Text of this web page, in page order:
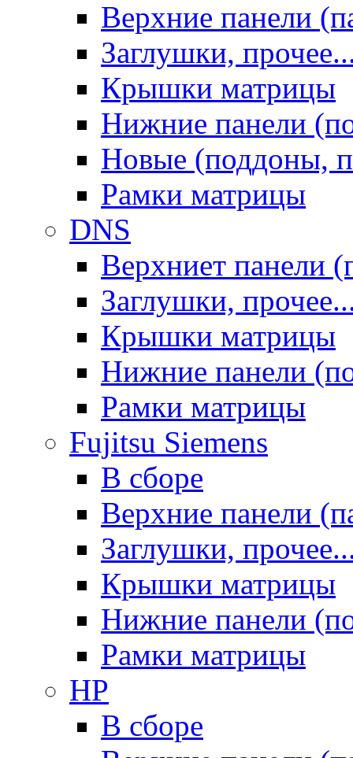
Верхние панели
Заглушки,
Крышки матрицы
Нижние панели
Новые (поддоны,
Рамки матрицы
DNS
Верхниет панели
Заглушки,
Крышки матрицы
Нижние панели
Рамки матрицы
Fujitsu Siemens
В сборе
Верхние панели
Заглушки,
Крышки матрицы
Нижние панели
Рамки матрицы
HP
В сборе